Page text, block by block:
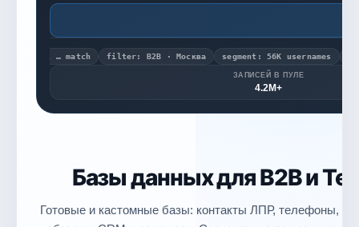
Базы данных для B2B и
Готовые и кастомные базы: контакты ЛПР, телефоны,
… match filter: B2B · Москва segment: 56K usernames export →
ЗАПИСЕЙ В ПУЛЕ
4.2M+